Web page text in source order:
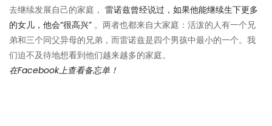
去继续发展自己的家庭， 雷诺兹曾经说过，如果他能继续生下更多
的女儿，他会“很高兴” 。两者也都来自大家庭：活泼的人有一个兄
弟和三个同父异母的兄弟，而雷诺兹是四个男孩中最小的一个。我
们迫不及待地想看到他们越来越多的家庭。
在Facebook上查看备忘单！